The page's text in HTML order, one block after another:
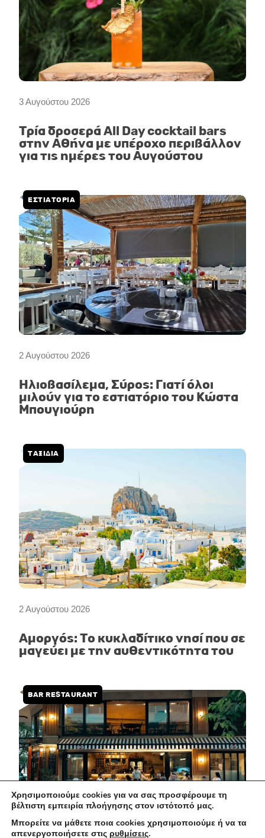
3 Αυγούστου 2026
Τρία δροσερά All Day cocktail bars
στην Αθήνα με υπέροχο περιβάλλον
για τις ημέρες του Αυγούστου
2 Αυγούστου 2026
ΕΣΤΙΑΤΟΡΙΑ
Ηλιοβασίλεμα, Σύρος: Γιατί όλοι
μιλούν για το εστιατόριο του Κώστα
Μπουγιούρη
2 Αυγούστου 2026
ΤΑΞΙΔΙΑ
Αμοργός: Το κυκλαδίτικο νησί που σε
μαγεύει με την αυθεντικότητα του
BAR RESTAURANT
Χρησιμοποιούμε cookies για να σας προσφέρουμε τη
βέλτιστη εμπειρία πλοήγησης στον ιστότοπό μας.
Μπορείτε να μάθετε ποια cookies χρησιμοποιούμε ή να τα
απενεργοποιήσετε στις ρυθμίσεις.